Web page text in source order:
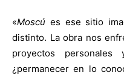
«Moscú es ese sitio
distinto. La obra nos
proyectos
¿permanecer en lo